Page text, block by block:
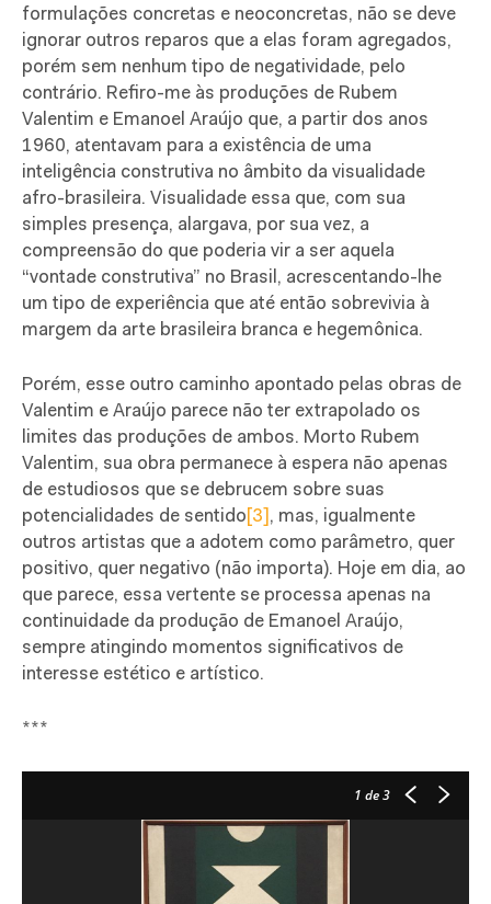
formulações concretas e neoconcretas, não se deve
ignorar outros reparos que a elas foram agregados,
porém sem nenhum tipo de negatividade, pelo
contrário. Refiro-me às produções de Rubem
Valentim e Emanoel Araújo que, a partir dos anos
1960, atentavam para a existência de uma
inteligência construtiva no âmbito da visualidade
afro-brasileira. Visualidade essa que, com sua
simples presença, alargava, por sua vez, a
compreensão do que poderia vir a ser aquela
“vontade construtiva” no Brasil, acrescentando-lhe
um tipo de experiência que até então sobrevivia à
margem da arte brasileira branca e hegemônica.
Porém, esse outro caminho apontado pelas obras de
Valentim e Araújo parece não ter extrapolado os
limites das produções de ambos. Morto Rubem
Valentim, sua obra permanece à espera não apenas
de estudiosos que se debrucem sobre suas
potencialidades de sentido [3] , mas, igualmente
outros artistas que a adotem como parâmetro, quer
positivo, quer negativo (não importa). Hoje em dia, ao
que parece, essa vertente se processa apenas na
continuidade da produção de Emanoel Araújo,
sempre atingindo momentos significativos de
interesse estético e artístico.
***
1 de 3